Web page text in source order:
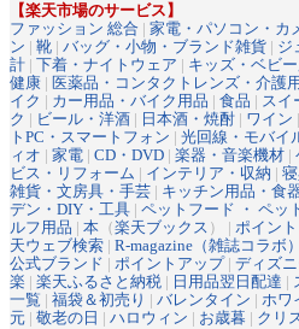
【楽天市場のサービス】
ファッション 総合 | 家電・パソコン・カ
ン | 靴 | バッグ・小物・ブランド雑貨 | ジ
計 | 下着・ナイトウェア | キッズ・ベビ
健康 | 医薬品・コンタクトレンズ・介護
イク | カー用品・バイク用品 | 食品 | スイ
ク | ビール・洋酒 | 日本酒・焼酎 | ワイン |
トPC・スマートフォン | 光回線・モバイ
ィオ | 家電 | CD・DVD | 楽器・音楽機材 |
ビス・リフォーム | インテリア・収納 |
雑貨・文房具・手芸 | キッチン用品・食
デン・DIY・工具 | ペットフード ・ ペッ
ルフ用品 | 本 （楽天ブックス ） | ポイント
天ウェブ検索 | R-magazine（雑誌コラボ）
公式ブランド | ポイントアップ| ディズ
楽 | 楽天ふるさと納税 | 日用品翌日配達 |
一覧 | 福袋＆初売り | バレンタイン | ホワ
元 | 敬老の日 | ハロウィン | お歳暮 | クリ